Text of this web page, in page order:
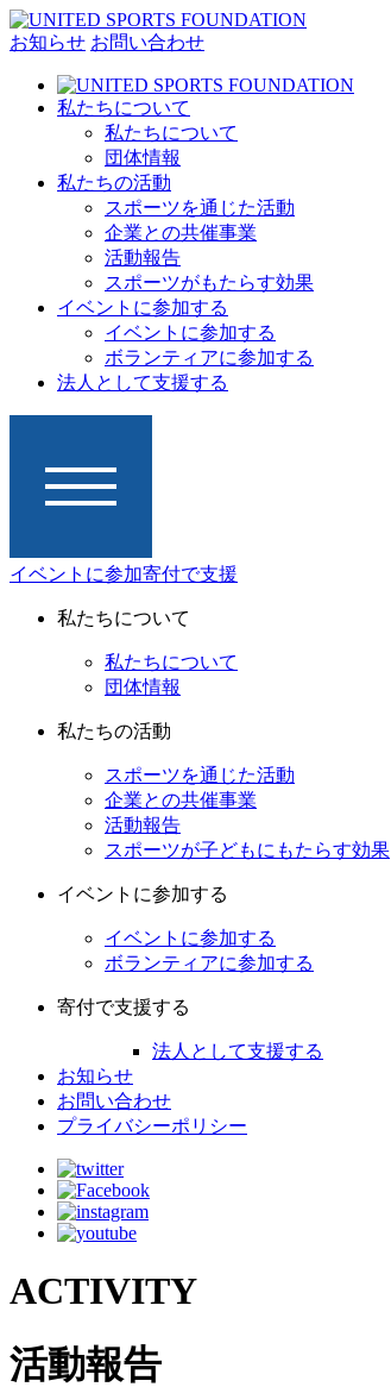
お知らせ お問い合わせ
私たちについて
私たちについて
団体情報
私たちの活動
スポーツを通じた活動
企業との共催事業
活動報告
スポーツがもたらす効果
イベントに参加する
イベントに参加する
ボランティアに参加する
法人として支援する
イベントに参加寄付で支援
私たちについて
私たちについて
団体情報
私たちの活動
スポーツを通じた活動
企業との共催事業
活動報告
スポーツが子どもにもたらす効果
イベントに参加する
イベントに参加する
ボランティアに参加する
寄付で支援する
法人として支援する
お知らせ
お問い合わせ
プライバシーポリシー
ACTIVITY
活動報告